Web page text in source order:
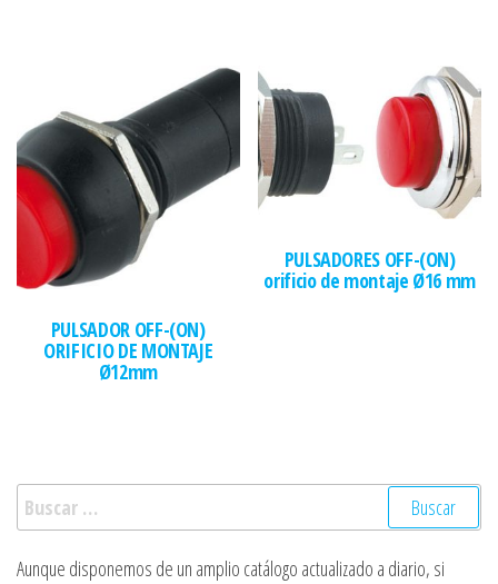
PULSADOR OFF-(ON)
ORIFICIO DE MONTAJE
Ø12mm
PULSADORES OFF-(ON)
orificio de montaje Ø16 mm
Buscar:
Aunque disponemos de un amplio catálogo actualizado a diario, si